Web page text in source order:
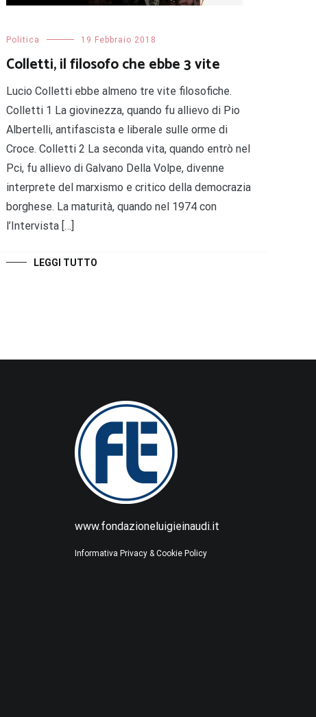
Politica 19 Febbraio 2018
Colletti, il filosofo che ebbe 3 vite
Lucio Colletti ebbe almeno tre vite filosofiche.
Colletti 1 La giovinezza, quando fu allievo di Pio
Albertelli, antifascista e liberale sulle orme di
Croce. Colletti 2 La seconda vita, quando entrò nel
Pci, fu allievo di Galvano Della Volpe, divenne
interprete del marxismo e critico della democrazia
borghese. La maturità, quando nel 1974 con
l’Intervista […]
LEGGI TUTTO
www.fondazioneluigieinaudi.it
Informativa Privacy & Cookie Policy